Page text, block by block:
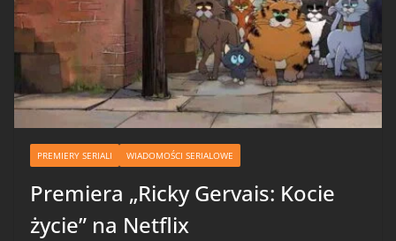
PREMIERY SERIALI WIADOMOŚCI SERIALOWE
Premiera „Ricky Gervais: Kocie
życie” na Netflix